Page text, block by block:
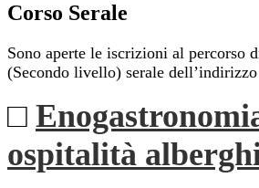
Corso Serale
Sono aperte le iscrizioni al percorso
(Secondo livello) serale
□
ospitalità